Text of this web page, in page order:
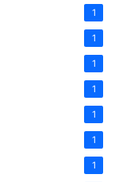
1
1
1
1
1
1
1